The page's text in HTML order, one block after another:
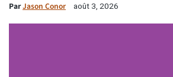
ParJason Conor août 3, 2026